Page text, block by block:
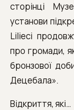
сторінці
установи
Lilieci
про громади,
бронзової
Децебала».
Відкриття, які…